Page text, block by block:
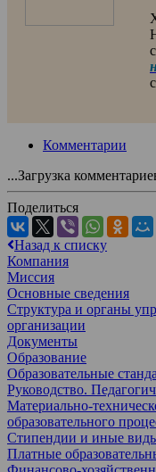
Комментарии
...Загрузка
Поделиться
Назад к списку
Компания
Миссия
Основные сведения
Структура и органы
организации
Документы
Образование
Образовательные
Руководство.
Материально-
образовательного
Стипендии и иные
Платные